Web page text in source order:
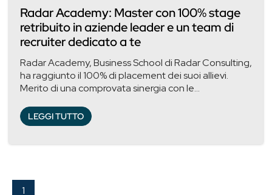
Radar Academy: Master con 100% stage
retribuito in aziende leader e un team di
recruiter dedicato a te
Radar Academy, Business School di Radar Consulting,
ha raggiunto il 100% di placement dei suoi allievi.
Merito di una comprovata sinergia con le...
LEGGI TUTTO
1